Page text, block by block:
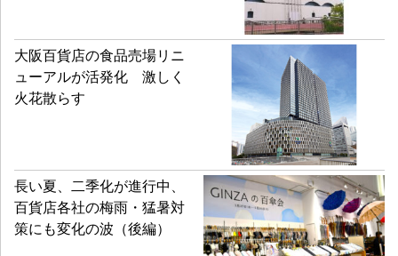
大阪百貨店の食品売場リニ
ューアルが活発化 激しく
火花散らす
長い夏、二季化が進行中、
百貨店各社の梅雨・猛暑対
策にも変化の波（後編）